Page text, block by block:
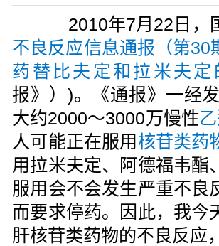
2010年7月22日，
不良反应信息通报（第
药替比夫定和拉米夫
报》）)。《通报》一经
大约2000～3000万慢性
人可能正在服用 核苷类药
用拉米夫定、阿德福韦酯
服用会不会发生严重不良
而要求停药。因此，我今
肝核苷类药物的不良反应